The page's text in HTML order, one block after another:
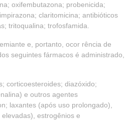
oxifembutazona; probenicida;
claritomicina; antibióticos
tritoqualina; trofosfamida.
e, portanto, ocor rência de
seguintes fármacos é administrado,
corticoesteroides; diazóxido;
e outros agentes
laxantes (após uso prolongado),
estrogênios e